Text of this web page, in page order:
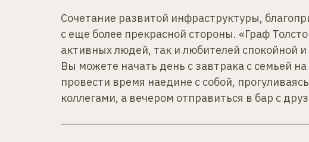
Сочетание развитой инфраструктуры,
с еще более прекрасной стороны. «Граф
активных людей, так и любителей спокойной
Вы можете начать день с завтрака с семьей
провести время наедине с собой,
коллегами, а вечером отправиться в бар с